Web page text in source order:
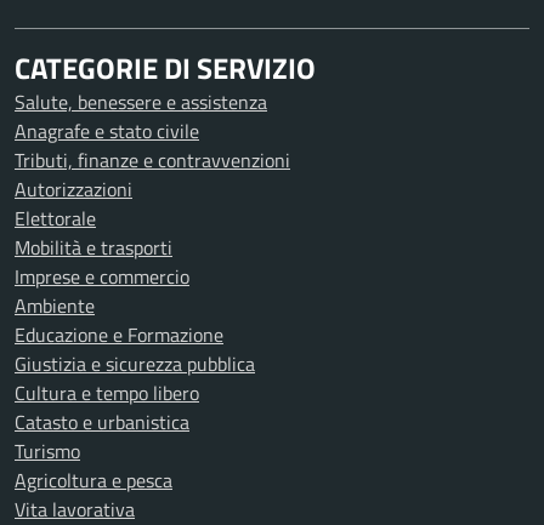
CATEGORIE DI SERVIZIO
Salute, benessere e assistenza
Anagrafe e stato civile
Tributi, finanze e contravvenzioni
Autorizzazioni
Elettorale
Mobilità e trasporti
Imprese e commercio
Ambiente
Educazione e Formazione
Giustizia e sicurezza pubblica
Cultura e tempo libero
Catasto e urbanistica
Turismo
Agricoltura e pesca
Vita lavorativa